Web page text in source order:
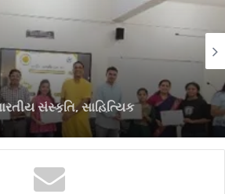
સંસ્કૃતિ, સાહિત્યિક
ઉજાગર કરવા VNSGU
યોજાઈ